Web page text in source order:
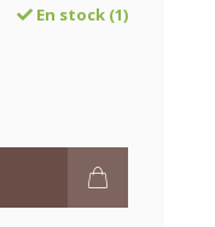
En stock (1)